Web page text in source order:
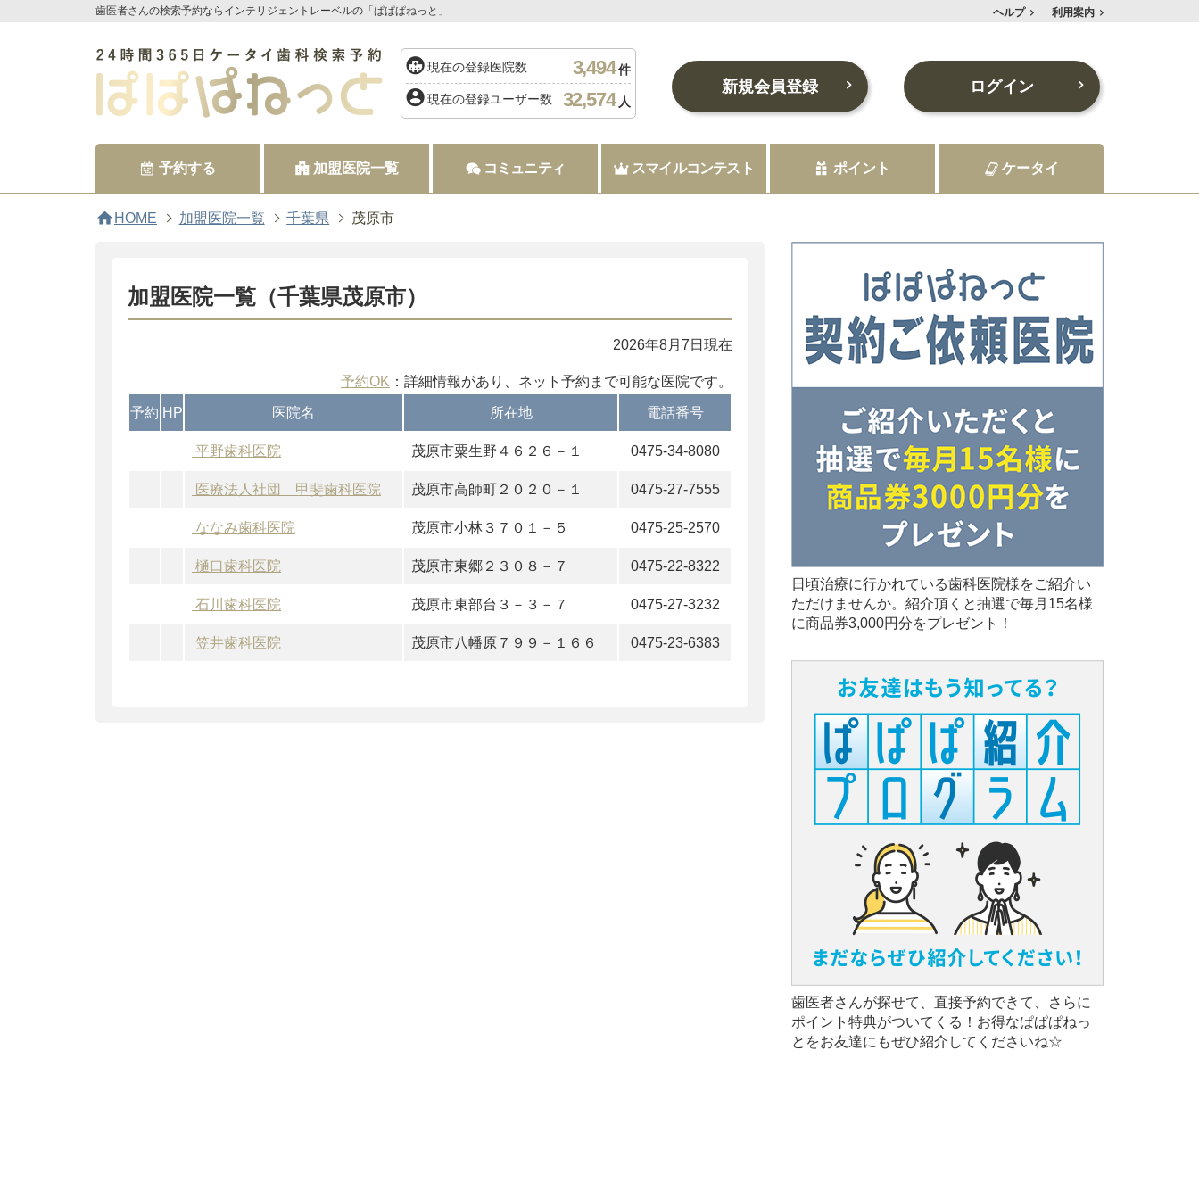
歯医者さんの検索予約ならインテリジェントレーベルの「ぱぱぱねっと」 ヘルプ 利用案内
現在の登録医院数 3,494件
現在の登録ユーザー数 32,574 人
新規会員登録 ログイン
予約する 加盟医院一覧 コミュニティ スマイルコンテスト ポイント ケータイ
home HOME 加盟医院一覧 千葉県 茂原市
加盟医院一覧（千葉県茂原市）
2026年8月7日現在
予約OK ：詳細情報があり、ネット予約まで可能な医院です。
予約 HP 医院名 所在地 電話番号
平野歯科医院 茂原市粟生野４６２６－１ 0475-34-8080
医療法人社団 甲斐歯科医院 茂原市高師町２０２０－１ 0475-27-7555
ななみ歯科医院 茂原市小林３７０１－５ 0475-25-2570
樋口歯科医院 茂原市東郷２３０８－７ 0475-22-8322
石川歯科医院 茂原市東部台３－３－７ 0475-27-3232
笠井歯科医院 茂原市八幡原７９９－１６６ 0475-23-6383
日頃治療に行かれている歯科医院様をご紹介い
ただけませんか。紹介頂くと抽選で毎月15名様
に商品券3,000円分をプレゼント！
歯医者さんが探せて、直接予約できて、さらに
ポイント特典がついてくる！お得なぱぱぱねっ
とをお友達にもぜひ紹介してくださいね☆